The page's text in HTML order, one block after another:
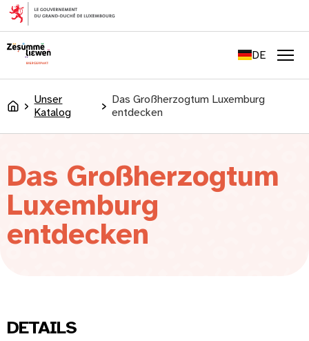
springen
DE
LU
Accueil
Unser
Katalog
Das Großherzogtum Luxemburg
entdecken
Das Großherzogtum
Luxemburg
entdecken
DETAILS